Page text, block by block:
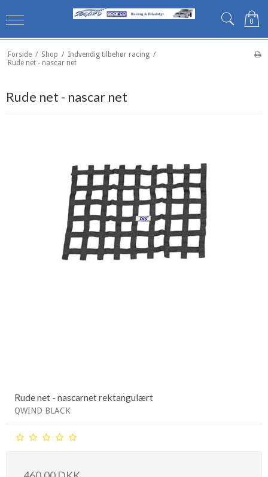
0
Forside / Shop / Indvendig tilbehør racing /
Rude net - nascar net
Rude net - nascar net
Rude net - nascarnet rektangulært
QWIND BLACK